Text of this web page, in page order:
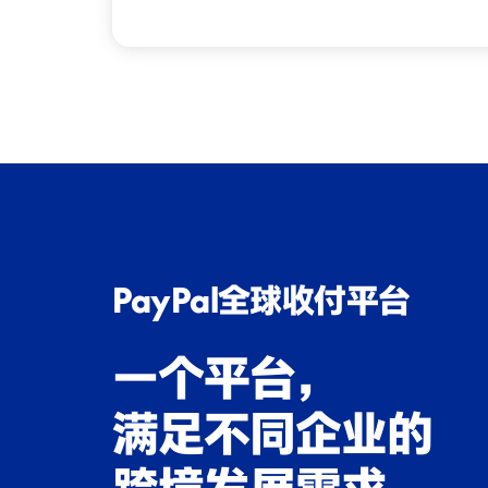
PayPal全球收付平台
一个平台，
满足不同企业的